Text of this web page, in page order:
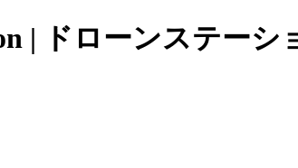
| ドローンステーシ